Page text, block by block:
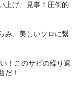
上げ、見事！圧倒的
み、美しいソロに繋
！このサビの繰り返
だ！